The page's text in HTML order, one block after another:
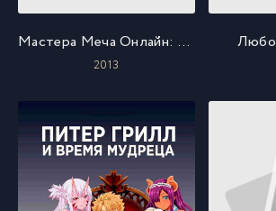
Мастера Меча Онлайн: Дополнительное издание
2013